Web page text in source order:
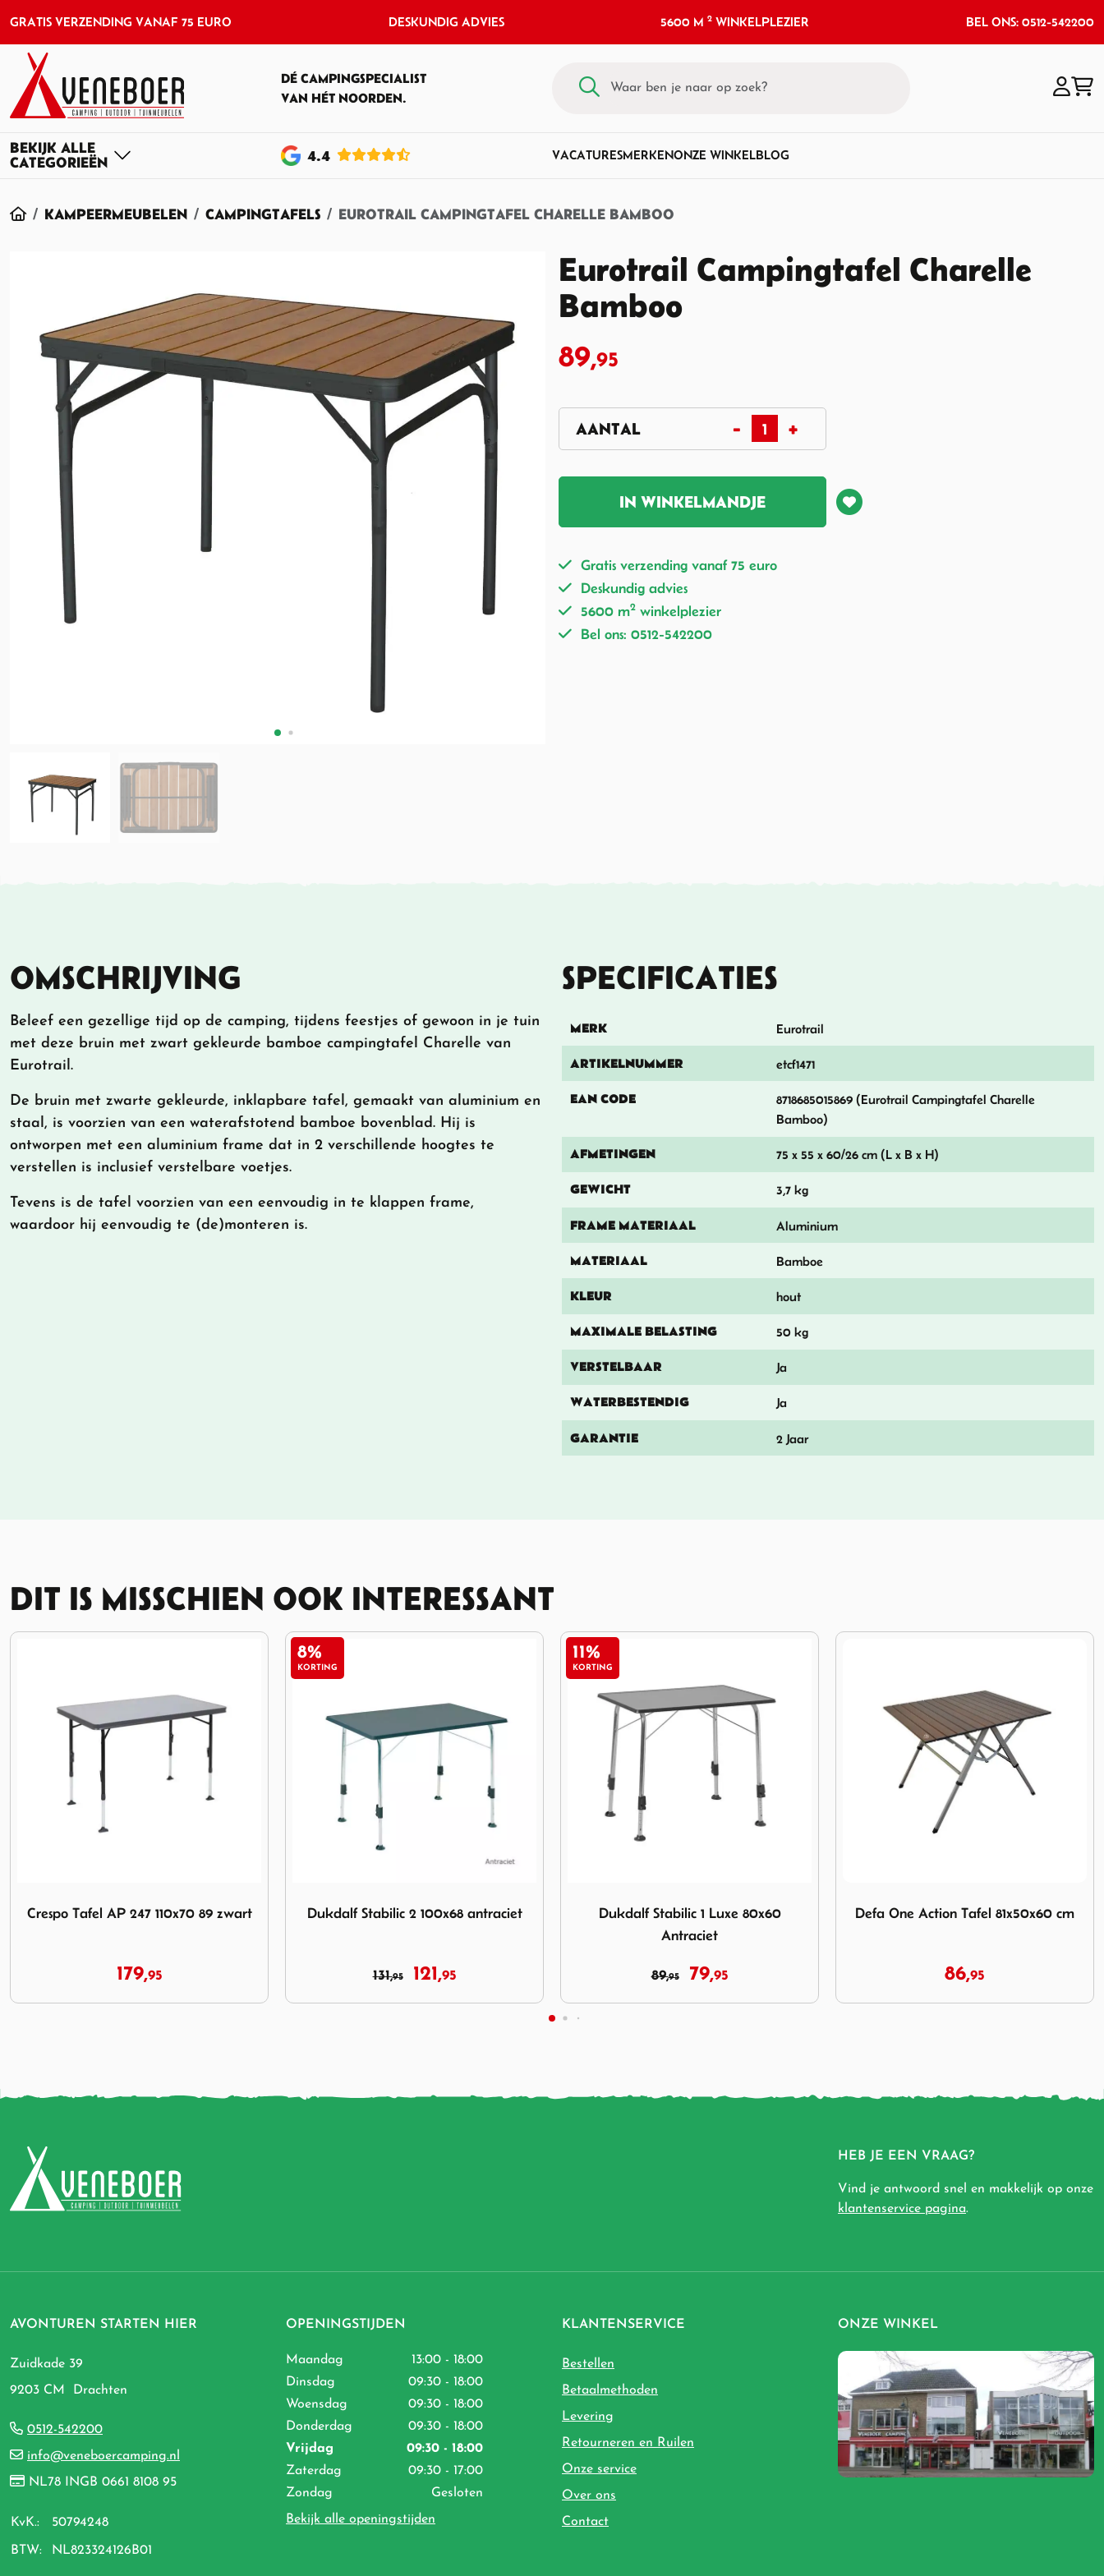
GRATIS VERZENDING VANAF 75 EURO DESKUNDIG ADVIES 5600 M2 WINKELPLEZIER BEL ONS: 0512-542200
DÉ CAMPINGSPECIALIST
VAN HÉT NOORDEN.
4.4 VACATURESMERKENONZE WINKELBLOG
HOMEKAMPEERMEUBELEN CAMPINGTAFELS EUROTRAIL CAMPINGTAFEL CHARELLE BAMBOO
Eurotrail Campingtafel Charelle
Bamboo
89,95
IN WINKELMANDJE
Gratis verzending vanaf 75 euro
Deskundig advies
5600 m2 winkelplezier
Bel ons: 0512-542200
OMSCHRIJVING
Beleef een gezellige tijd op de camping, tijdens feestjes of gewoon in je tuin
met deze bruin met zwart gekleurde bamboe campingtafel Charelle van
Eurotrail.
De bruin met zwarte gekleurde, inklapbare tafel, gemaakt van aluminium en
staal, is voorzien van een waterafstotend bamboe bovenblad. Hij is
ontworpen met een aluminium frame dat in 2 verschillende hoogtes te
verstellen is inclusief verstelbare voetjes.
Tevens is de tafel voorzien van een eenvoudig in te klappen frame,
waardoor hij eenvoudig te (de)monteren is.
SPECIFICATIES
MERK Eurotrail
ARTIKELNUMMER etcf1471
EAN CODE
8718685015869 (Eurotrail Campingtafel Charelle
Bamboo)
AFMETINGEN 75 x 55 x 60/26 cm (L x B x H)
GEWICHT 3,7 kg
FRAME MATERIAAL Aluminium
MATERIAAL Bamboe
KLEUR hout
MAXIMALE BELASTING 50 kg
VERSTELBAAR Ja
WATERBESTENDIG Ja
GARANTIE 2 Jaar
DIT IS MISSCHIEN OOK INTERESSANT
Dukdalf Stabilic 2 100x68 antraciet
95 121,
11%
KORTING
Dukdalf Stabilic 1 Luxe 80x60
89,95 79,95
Defa One Action Tafel 81x50x60 cm
86,95
Bo-Camp Feather Tafel 60x45 cm
129,95 89,
HEB JE EEN VRAAG?
Vind je antwoord snel en makkelijk op onze
klantenservice pagina.
AVONTUREN STARTEN HIER
Zuidkade 39
9203 CM Drachten
0512-542200
info@veneboercamping.nl
NL78 INGB 0661 8108 95
KvK.: 50794248
BTW: NL823324126B01
OPENINGSTIJDEN
Maandag
13:00 - 18:00
Dinsdag
09:30 - 18:00
Woensdag
09:30 - 18:00
Donderdag
09:30 - 18:00
Vrijdag
09:30 - 18:00
Zaterdag
09:30 - 17:00
Zondag
Gesloten
Bekijk alle openingstijden
KLANTENSERVICE
Bestellen
Betaalmethoden
Levering
Retourneren en Ruilen
Onze service
Over ons
Contact
ONZE WINKEL